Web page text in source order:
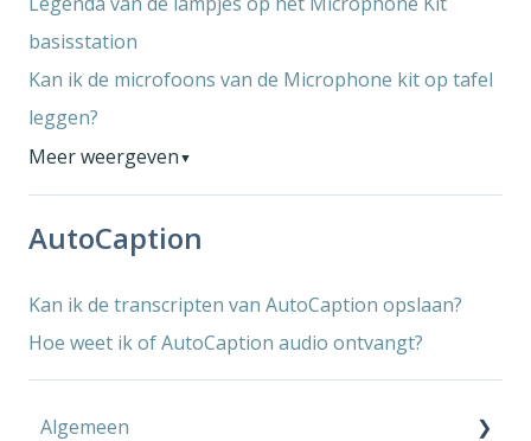
basisstation
Kan ik de microfoons van de Microphone kit op tafel
leggen?
Meer weergeven ▼
AutoCaption
Kan ik de transcripten van AutoCaption opslaan?
Hoe weet ik of AutoCaption audio ontvangt?
Algemeen